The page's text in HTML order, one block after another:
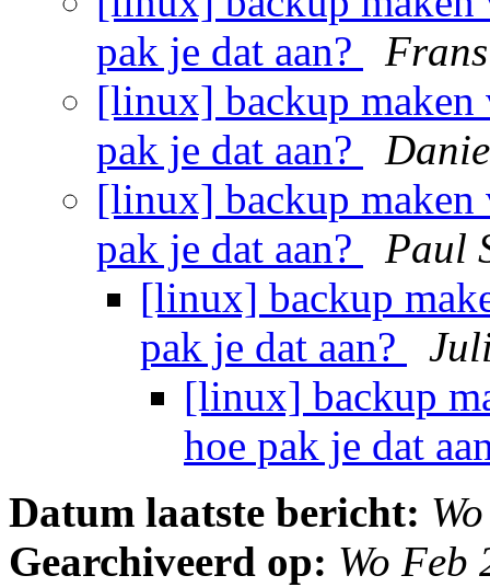
pak je dat aan?
[linux] backup maken
pak je dat aan?
[linux] backup maken
pak je dat aan?
Paul
[linux] backup
pak je dat aan?
[linux] backup
hoe pak je dat
Datum laatste bericht:
Gearchiveerd op: Wo Feb